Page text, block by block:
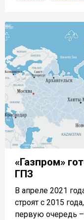
«Газпром»
ГПЗ
В апреле 2021
строят с 2015
первую очередь –